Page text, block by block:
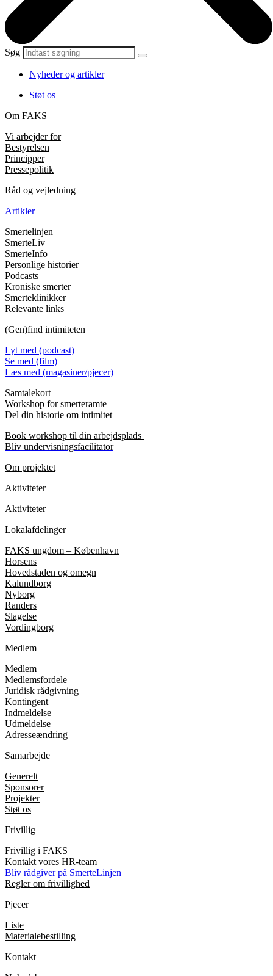
Søg
Nyheder og artikler
Støt os
Om FAKS
Vi arbejder for
Bestyrelsen
Principper
Pressepolitik
Råd og vejledning
Artikler
Smertelinjen
SmerteLiv
SmerteInfo
Personlige historier
Podcasts
Kroniske smerter
Smerteklinikker
Relevante links
(Gen)find intimiteten
Lyt med (podcast)
Se med (film)
Læs med (magasiner/pjecer)
Samtalekort
Workshop for smerteramte
Del din historie om intimitet
Book workshop til din arbejdsplads
Bliv undervisningsfacilitator
Om projektet
Aktiviteter
Aktiviteter
Lokalafdelinger
FAKS ungdom – København
Horsens
Hovedstaden og omegn
Kalundborg
Nyborg
Randers
Slagelse
Vordingborg
Medlem
Medlem
Medlemsfordele
Juridisk rådgivning
Kontingent
Indmeldelse
Udmeldelse
Adresseændring
Samarbejde
Generelt
Sponsorer
Projekter
Støt os
Frivillig
Frivillig i FAKS
Kontakt vores HR-team
Bliv rådgiver på SmerteLinjen
Regler om frivillighed
Pjecer
Liste
Materialebestilling
Kontakt